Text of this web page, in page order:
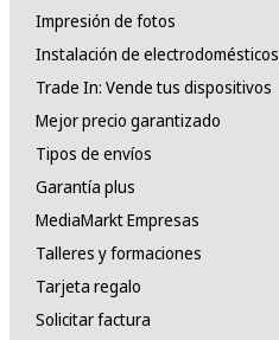
Impresión de fotos
Instalación de electrodomésticos
Trade In: Vende tus dispositivos
Mejor precio garantizado
Tipos de envíos
Garantía plus
MediaMarkt Empresas
Talleres y formaciones
Tarjeta regalo
Solicitar factura